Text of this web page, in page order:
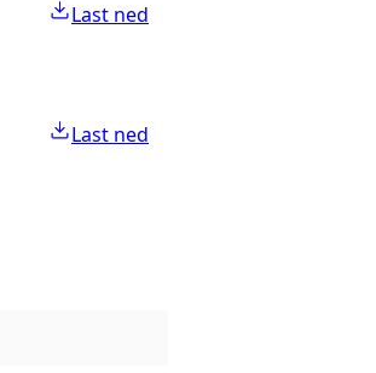
Last ned
Last ned